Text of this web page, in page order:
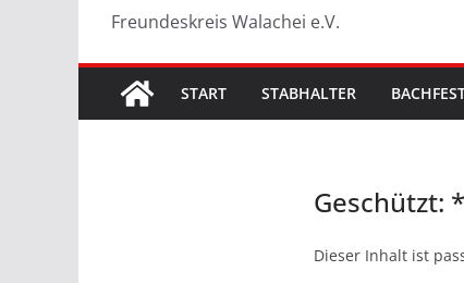
Freundeskreis Walachei e.V.
START STABHALTER
Geschützt:
Dieser Inhalt ist